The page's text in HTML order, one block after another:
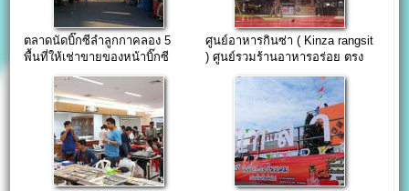
ตลาดนัดบิ๊กซีลำลูกกาคลอง 5
พื้นที่ให้เช่าขายของหน้าบิ๊กซี
ศูนย์อาหารกินซ่า ( Kinza rangsit
) ศูนย์รวมร้านอาหารอร่อย ตรง